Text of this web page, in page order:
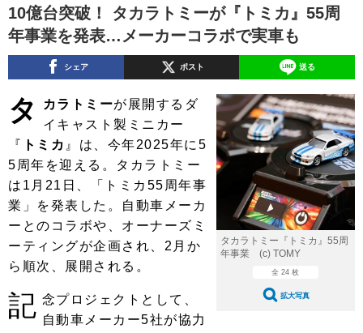
東海 関西
中国 四国
九州 沖縄
注目の記事
ショップレポート 愛車 File
自動車豆知識 ストップ！不具合修理＆粗悪修理
ディテイリング
ディテイリング 洗車
ヘッドライト磨き コーティング
フィルム・ラッピング
鈑金・塗装
小キズ直し 防錆
特集記事
ストップ 不具合修理＆粗悪修理
カーメーカー「旧車」関連プロジェ
クト
コラム
ショップ紹介
ショップレポート
レストア
10億台突破！ タカラトミーが『トミカ』55周
年事業を発表…メーカーコラボで実車も
シェア ポスト 送る
タカラトミー『トミカ』55周
年事業 (c) TOMY
全 24 枚
拡大写真
タ カラトミーが展開するダ
イキャスト製ミニカー
『 トミカ 』は、今年2025年に5
5周年を迎える。タカラトミー
は1月21日、「トミカ55周年事
業」を発表した。自動車メーカ
ーとのコラボや、オーナーズミ
ーティングが企画され、2月か
ら順次、展開される。
記 念プロジェクトとして、
自動車メーカー5社が協力